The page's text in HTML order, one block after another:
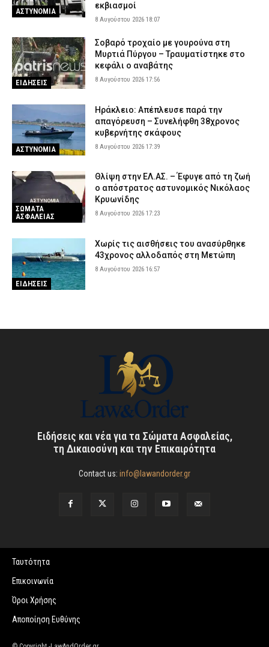
ΑΣΤΥΝΟΜΙΑ
εκβιασμοί
8 Αυγούστου 2026 18:07
ΕΙΔΗΣΕΙΣ
Σοβαρό τροχαίο με γουρούνα στη
Μυρτιά Πύργου – Τραυματίστηκε στο
κεφάλι ο αναβάτης
8 Αυγούστου 2026 17:56
ΑΣΤΥΝΟΜΙΑ
Ηράκλειο: Απέπλευσε παρά την
απαγόρευση – Συνελήφθη 38χρονος
κυβερνήτης σκάφους
8 Αυγούστου 2026 17:39
ΣΩΜΑΤΑ
ΑΣΦΑΛΕΙΑΣ
Θλίψη στην ΕΛ.ΑΣ. – Έφυγε από τη ζωή
ο απόστρατος αστυνομικός Νικόλαος
Κρυωνίδης
8 Αυγούστου 2026 17:23
ΕΙΔΗΣΕΙΣ
Χωρίς τις αισθήσεις του ανασύρθηκε
43χρονος αλλοδαπός στη Μετώπη
8 Αυγούστου 2026 16:57
Ειδήσεις και νέα για τα Σώματα Ασφαλείας,
τη Δικαιοσύνη και την Επικαιρότητα
Contact us: info@lawandorder.gr
Ταυτότητα
Επικοινωνία
Όροι Χρήσης
Αποποίηση Ευθύνης